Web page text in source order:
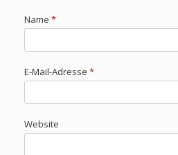
Name *
E-Mail-Adresse *
Website